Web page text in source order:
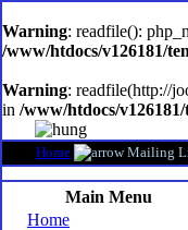
software
Warning: readfile():
/www/htdocs/v126181/
Warning: readfile(http://
in /www/htdocs/
Home Mailing
Main Menu
Home